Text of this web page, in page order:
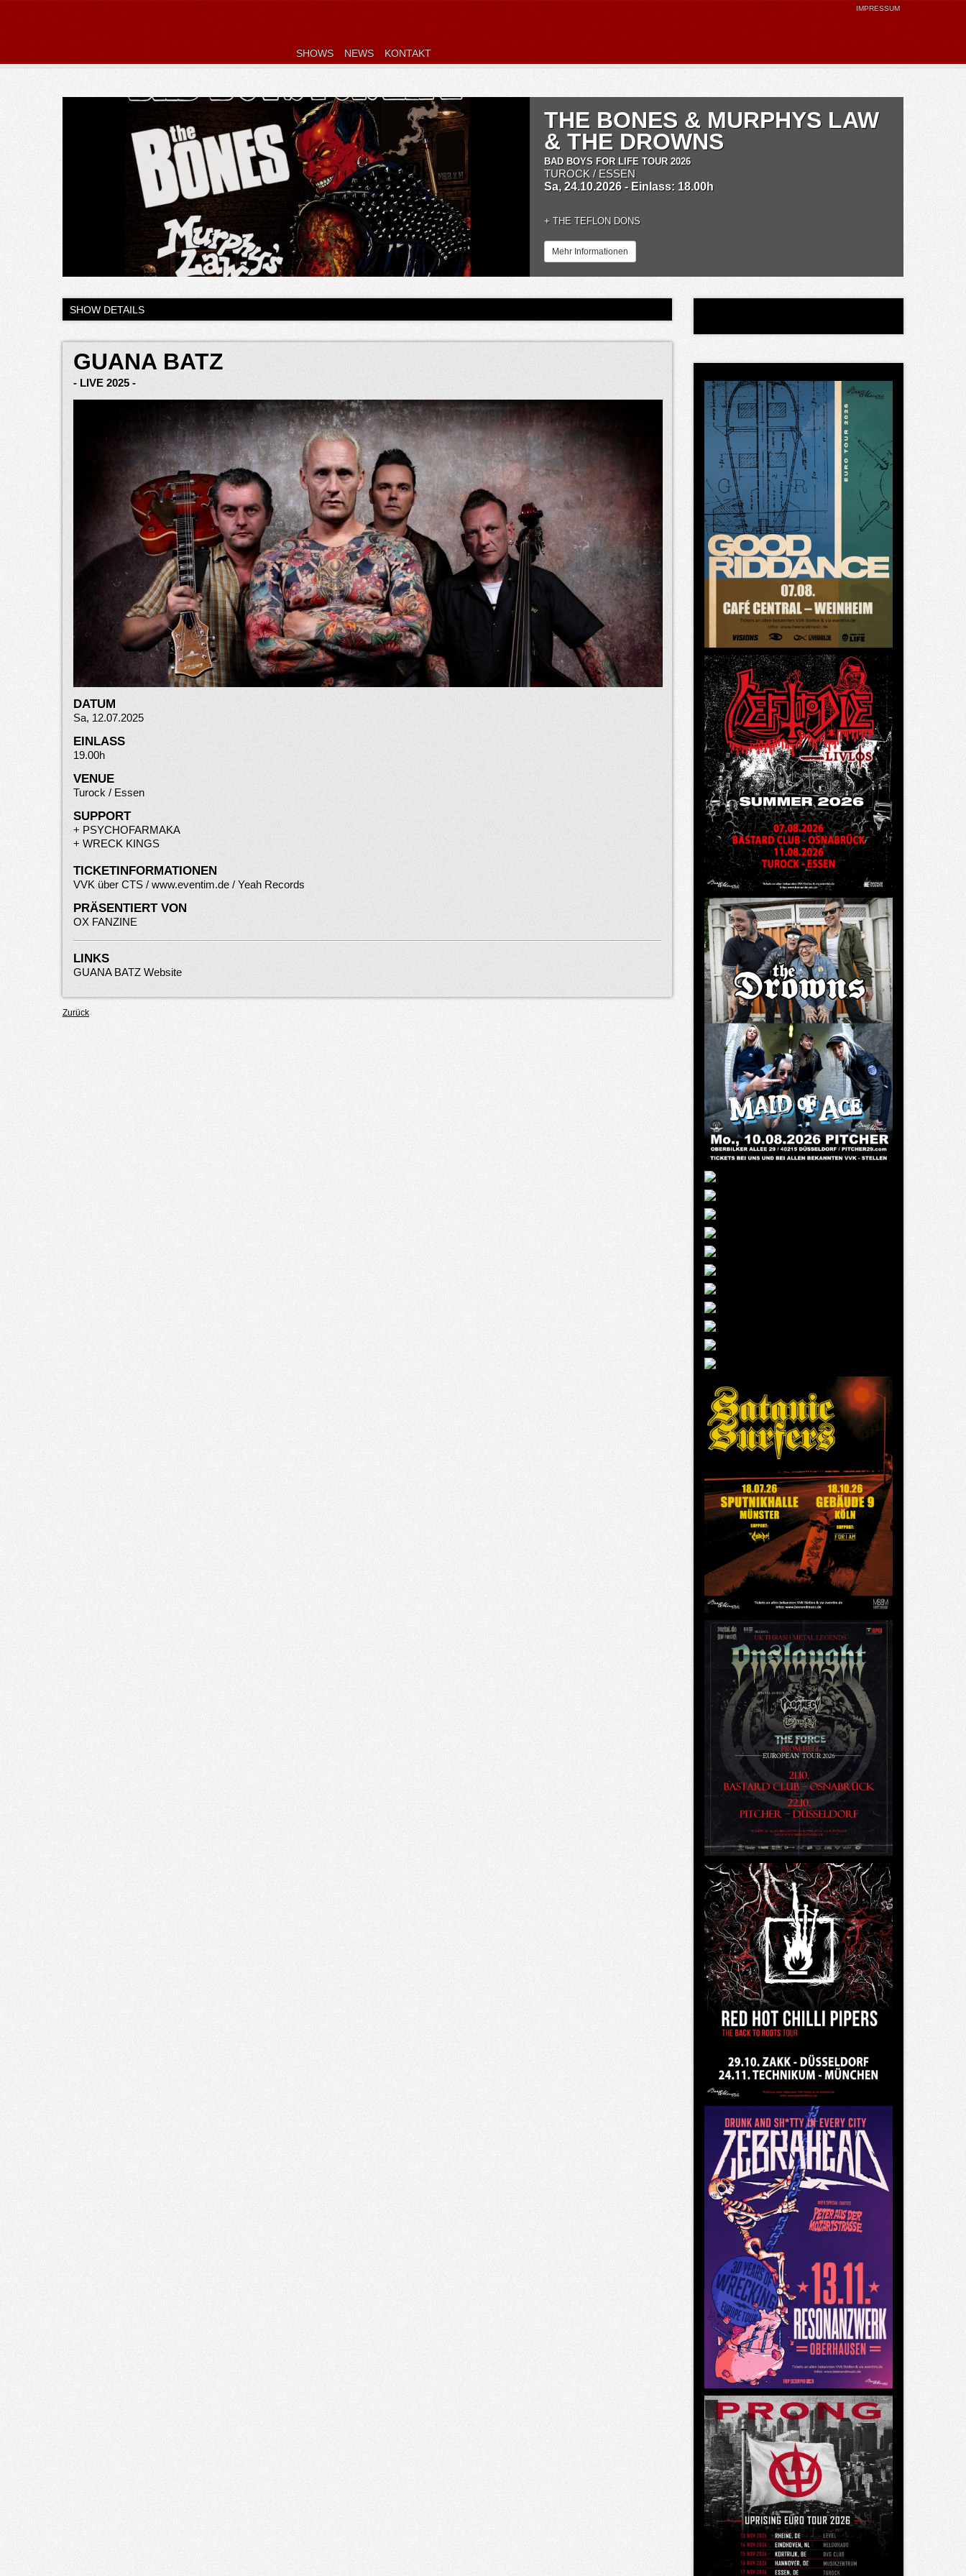
SHOWS NEWS KONTAKT
IMPRESSUM
THE BONES & MURPHYS LAW
& THE DROWNS
BAD BOYS FOR LIFE TOUR 2026
TUROCK / ESSEN
Sa, 24.10.2026 - Einlass: 18.00h
+ THE TEFLON DONS
Mehr Informationen
SHOW DETAILS
GUANA BATZ
- LIVE 2025 -
DATUM
Sa, 12.07.2025
EINLASS
19.00h
VENUE
Turock / Essen
SUPPORT
+ PSYCHOFARMAKA
+ WRECK KINGS
TICKETINFORMATIONEN
VVK über CTS /www.eventim.de / Yeah Records
PRÄSENTIERT VON
OX FANZINE
LINKS
GUANA BATZ Website
Zurück